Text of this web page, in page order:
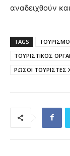
αναδειχθούν και
TAGS
ΤΟΥΡΙΣΤΙΚΟΣ
ΡΩΣΟΙ ΤΟΥΡΙΣΤΕΣ